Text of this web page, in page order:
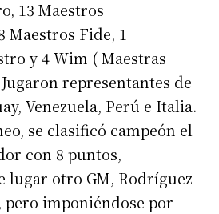
13 Maestros
Maestros Fide, 1
y 4 Wim ( Maestras
representantes de
Venezuela, Perú e Italia.
se clasificó campeón el
con 8 puntos,
lugar otro GM, Rodríguez
pero imponiéndose por